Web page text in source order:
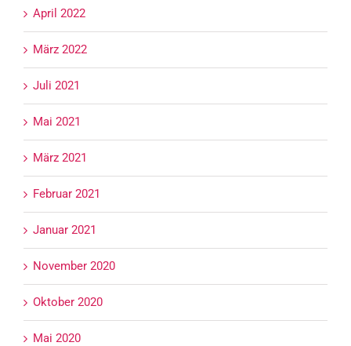
April 2022
März 2022
Juli 2021
Mai 2021
März 2021
Februar 2021
Januar 2021
November 2020
Oktober 2020
Mai 2020